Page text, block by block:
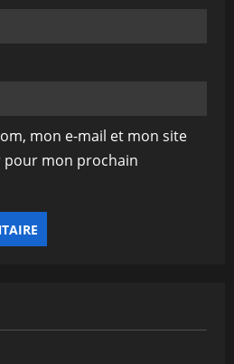
mon e-mail et mon site
pour mon prochain